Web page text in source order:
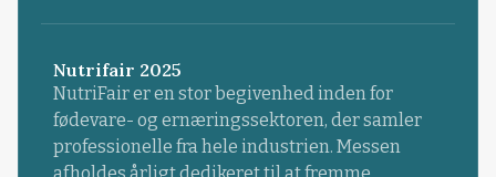
Nutrifair 2025
NutriFair er en stor begivenhed inden for
fødevare- og ernæringssektoren, der samler
professionelle fra hele industrien. Messen
afholdes årligt dedikeret til at fremme